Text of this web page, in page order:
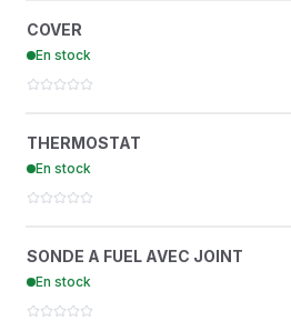
COVER
En stock
THERMOSTAT
En stock
SONDE A FUEL AVEC JOINT
En stock